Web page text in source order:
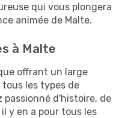
qui vous plongera
animée de Malte.
à Malte
offrant un large
les types de
passionné d'histoire, de
y en a pour tous les